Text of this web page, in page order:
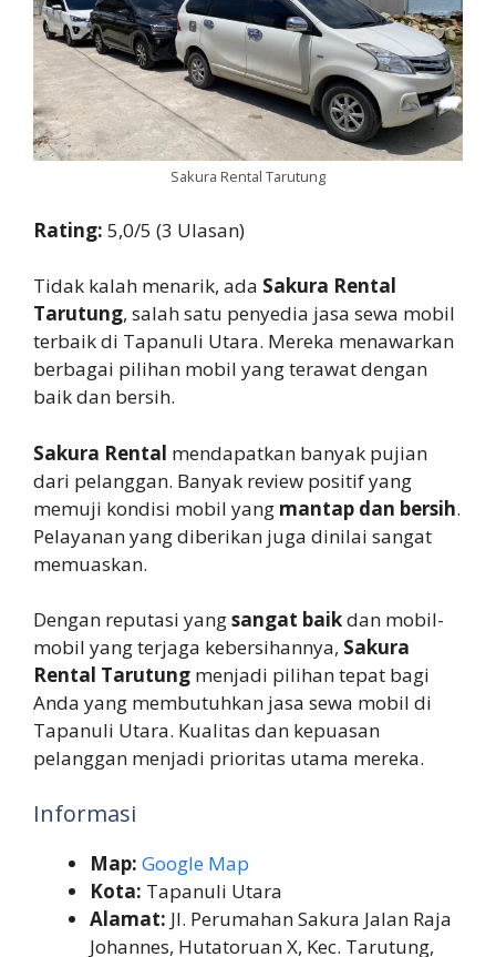
Sakura Rental Tarutung
Rating: 5,0/5 (3 Ulasan)
Tidak kalah menarik, ada Sakura Rental
Tarutung, salah satu penyedia jasa sewa mobil
terbaik di Tapanuli Utara. Mereka menawarkan
berbagai pilihan mobil yang terawat dengan
baik dan bersih.
Sakura Rental mendapatkan banyak pujian
dari pelanggan. Banyak review positif yang
memuji kondisi mobil yang mantap dan bersih.
Pelayanan yang diberikan juga dinilai sangat
memuaskan.
Dengan reputasi yangsangat baikdan mobil-
mobil yang terjaga kebersihannya, Sakura
Rental Tarutung menjadi pilihan tepat bagi
Anda yang membutuhkan jasa sewa mobil di
Tapanuli Utara. Kualitas dan kepuasan
pelanggan menjadi prioritas utama mereka.
Informasi
Map: Google Map
Kota: Tapanuli Utara
Alamat: Jl. Perumahan Sakura Jalan Raja
Johannes, Hutatoruan X, Kec. Tarutung,